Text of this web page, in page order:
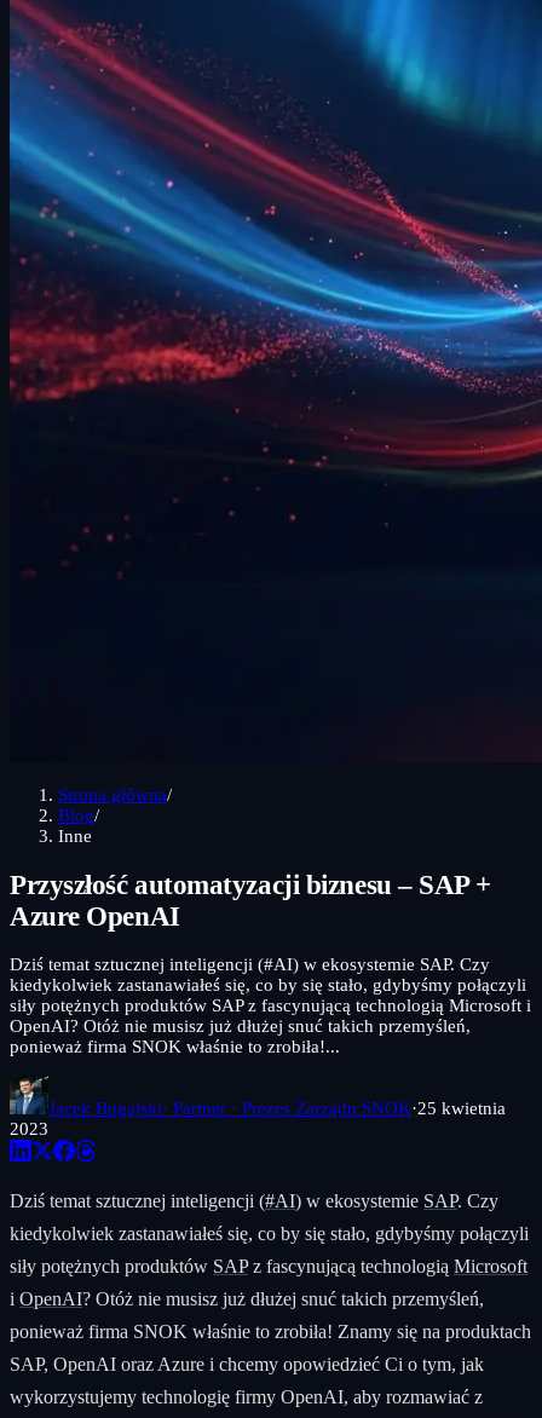
Strona główna/
Blog/
Inne
Przyszłość automatyzacji biznesu – SAP +
Azure OpenAI
Dziś temat sztucznej inteligencji (#AI) w ekosystemie SAP. Czy
kiedykolwiek zastanawiałeś się, co by się stało, gdybyśmy połączyli
siły potężnych produktów SAP z fascynującą technologią Microsoft i
OpenAI? Otóż nie musisz już dłużej snuć takich przemyśleń,
ponieważ firma SNOK właśnie to zrobiła!...
Jacek Bugajski· Partner · Prezes Zarządu SNOK·25 kwietnia
2023
Dziś temat sztucznej inteligencji (#AI) w ekosystemie SAP. Czy
kiedykolwiek zastanawiałeś się, co by się stało, gdybyśmy połączyli
siły potężnych produktów SAPz fascynującą technologią Microsoft
i OpenAI? Otóż nie musisz już dłużej snuć takich przemyśleń,
ponieważ firma SNOK właśnie to zrobiła! Znamy się na produktach
SAP, OpenAI oraz Azure i chcemy opowiedzieć Ci o tym, jak
wykorzystujemy technologię firmy OpenAI, aby rozmawiać z